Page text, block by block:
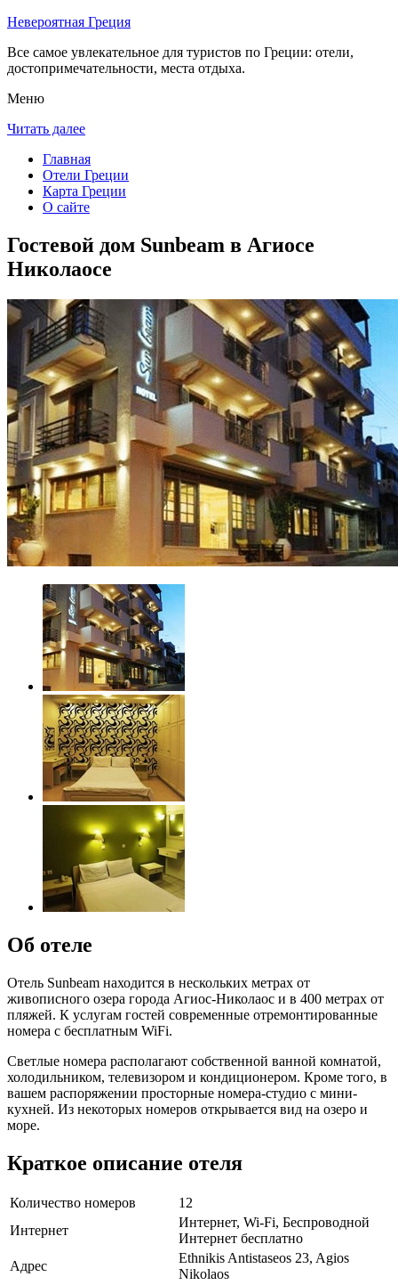
Невероятная Греция
Все самое увлекательное для туристов по Греции: отели,
достопримечательности, места отдыха.
Меню
Читать далее
Главная
Отели Греции
Карта Греции
О сайте
Гостевой дом Sunbeam в Агиосе
Николаосе
Об отеле
Отель Sunbeam находится в нескольких метрах от
живописного озера города Агиос-Николаос и в 400 метрах от
пляжей. К услугам гостей современные отремонтированные
номера с бесплатным WiFi.
Светлые номера располагают собственной ванной комнатой,
холодильником, телевизором и кондиционером. Кроме того, в
вашем распоряжении просторные номера-студио с мини-
кухней. Из некоторых номеров открывается вид на озеро и
море.
Краткое описание отеля
Количество номеров
12
Интернет
Интернет, Wi-Fi, Беспроводной
Интернет бесплатно
Адрес
Ethnikis Antistaseos 23, Agios
Nikolaos